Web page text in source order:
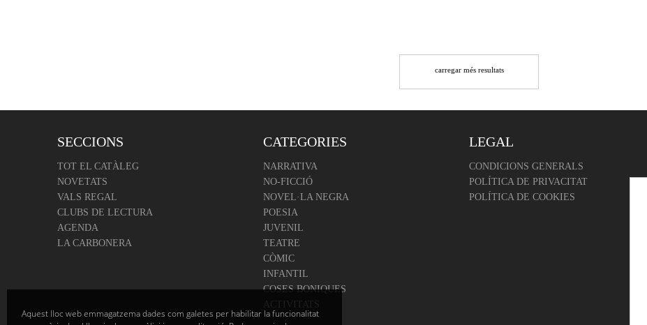
carregar més resultats
SECCIONS
TOT EL CATÀLEG
NOVETATS
VALS REGAL
CLUBS DE LECTURA
AGENDA
LA CARBONERA
CATEGORIES
NARRATIVA
NO-FICCIÓ
NOVEL·LA NEGRA
POESIA
JUVENIL
TEATRE
CÒMIC
INFANTIL
COSES BONIQUES
LEGAL
CONDICIONS GENERALS
POLÍTICA DE PRIVACITAT
POLÍTICA DE COOKIES
Aquest lloc web emmagatzema dades com galetes per habilitar la funcionalitat